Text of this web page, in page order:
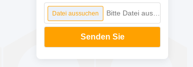
Datei aussuchen
Senden Sie